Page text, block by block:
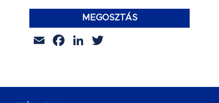
MEGOSZTÁS
EmailFacebook
LinkedIn